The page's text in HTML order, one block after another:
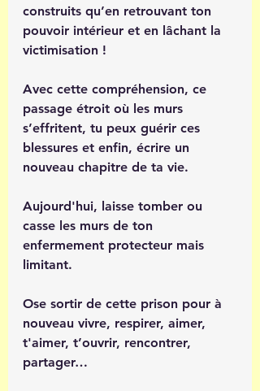
construits qu’en retrouvant ton
pouvoir intérieur et en lâchant la
victimisation !
Avec cette compréhension, ce
passage étroit où les murs
s’effritent, tu peux guérir ces
blessures et enfin, écrire un
nouveau chapitre de ta vie.
Aujourd'hui, laisse tomber ou
casse les murs de ton
enfermement protecteur mais
limitant.
Ose sortir de cette prison pour à
nouveau vivre, respirer, aimer,
t'aimer, t’ouvrir, rencontrer,
partager…